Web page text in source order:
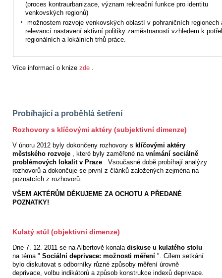
(proces kontraurbanizace, význam rekreační funkce pro identitu
venkovských regionů)
možnostem rozvoje venkovských oblastí v pohraničních regionech
relevancí nastavení aktivní politiky zaměstnanosti vzhledem k
regionálních a lokálních trhů práce.
Více informací o knize zde .
Probíhající a proběhlá šetření
Rozhovory s klíčovými aktéry (subjektivní dimenze)
V únoru 2012 byly dokončeny rozhovory s klíčovými aktéry
městského rozvoje , které byly zaměřené na vnímání sociálně
problémových lokalit v Praze . Vsoučasné době probíhají analýzy
rozhovorů a dokončuje se první z článků založených zejména na
poznatcích z rozhovorů.
VŠEM AKTÉRŮM DĚKUJEME ZA OCHOTU A PŘEDANÉ
POZNATKY!
Kulatý stůl (objektivní dimenze)
Dne 7. 12. 2011 se na Albertově konala diskuse u kulatého stolu
na téma " Sociální deprivace: možnosti měření ". Cílem setkání
bylo diskutovat s odborníky různé způsoby měření úrovně
deprivace, volbu indikátorů a způsob konstrukce indexů deprivace.